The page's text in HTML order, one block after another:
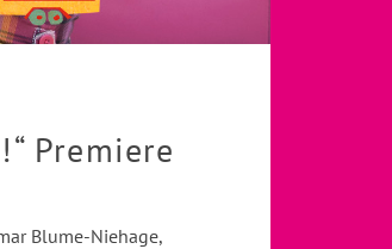
Premiere
Blume-Niehage,